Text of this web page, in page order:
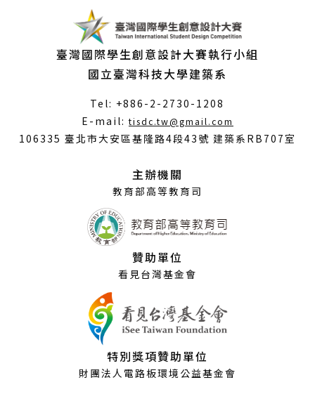
臺灣國際學生創意設計大賽執行小組
國立臺灣科技大學建築系
Tel: +886-2-2730-1208
E-mail:tisdc.tw@gmail.com
開
106335 臺北市大安區基隆路4段43號 建築系RB707室
主辦機關
教育部高等教育司
贊助單位
看見台灣基金會
特別獎項贊助單位
財團法人電路板環境公益基金會